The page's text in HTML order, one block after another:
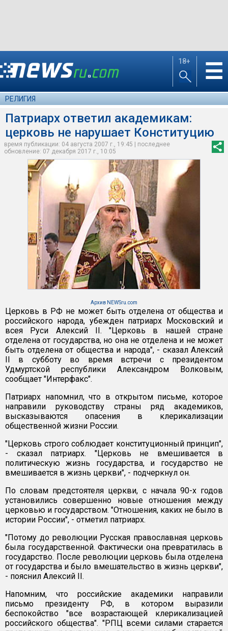
18+ ☰
РЕЛИГИЯ
Патриарх ответил академикам:
церковь не нарушает Конституцию
время публикации: 04 августа 2007 г., 19:45 | последнее
обновление: 07 декабря 2017 г., 10:05
Архив NEWSru.com
Церковь в РФ не может быть отделена от общества и
российского народа, убежден патриарх Московский и
всея Руси Алексий II. "Церковь в нашей стране
отделена от государства, но она не отделена и не может
быть отделена от общества и народа", - сказал Алексий
II в субботу во время встречи с президентом
Удмуртской республики Александром Волковым,
сообщает "Интерфакс".
Патриарх напомнил, что в открытом письме, которое
направили руководству страны ряд академиков,
высказываются опасения в клерикализации
общественной жизни России.
"Церковь строго соблюдает конституционный принцип",
- сказал патриарх. "Церковь не вмешивается в
политическую жизнь государства, и государство не
вмешивается в жизнь церкви", - подчеркнул он.
По словам предстоятеля церкви, с начала 90-х годов
установились совершенно новые отношения между
церковью и государством. "Отношения, каких не было в
истории России", - отметил патриарх.
"Потому до революции Русская православная церковь
была государственной. Фактически она превратилась в
государство. После революции церковь была отделена
от государства и было вмешательство в жизнь церкви",
- пояснил Алексий II.
Напомним, что российские академики направили
письмо президенту РФ, в котором выразили
беспокойство "все возрастающей клерикализацией
российского общества". "РПЦ всеми силами старается